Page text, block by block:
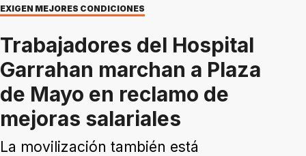
EXIGEN MEJORES CONDICIONES
Trabajadores del Hospital
Garrahan marchan a Plaza
de Mayo en reclamo de
mejoras salariales
La movilización también está